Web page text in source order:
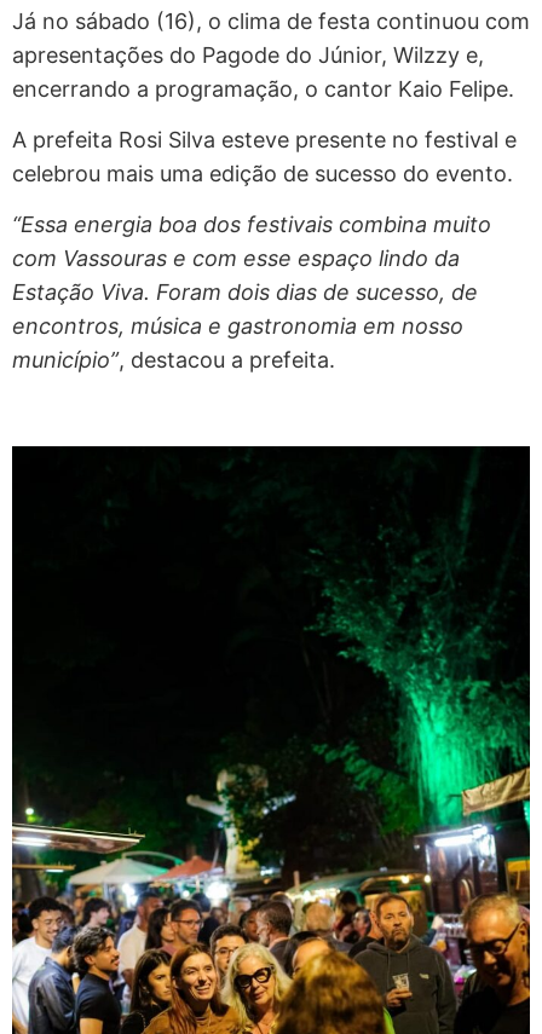
Já no sábado (16), o clima de festa continuou com
apresentações do Pagode do Júnior, Wilzzy e,
encerrando a programação, o cantor Kaio Felipe.
A prefeita Rosi Silva esteve presente no festival e
celebrou mais uma edição de sucesso do evento.
“Essa energia boa dos festivais combina muito
com Vassouras e com esse espaço lindo da
Estação Viva. Foram dois dias de sucesso, de
encontros, música e gastronomia em nosso
município”, destacou a prefeita.